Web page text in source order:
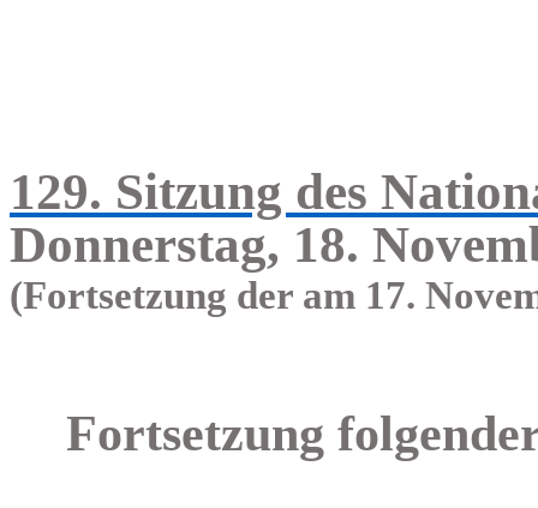
129. Sitzung des
Donnerstag, 18.
(Fortsetzung der am 17.
Fortsetzung